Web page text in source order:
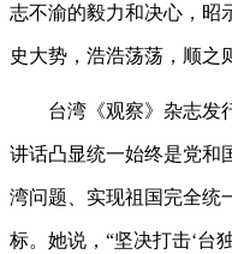
志不渝的毅力和决心，昭
史大势，浩浩荡荡，顺之
台湾《观察》杂志发行
讲话凸显统一始终是党和
湾问题、实现祖国完全统
标。她说，“坚决打击‘台